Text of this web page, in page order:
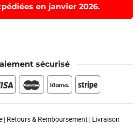
en janvier 2026.
sécurisé
| Retours & Remboursement | Livraison